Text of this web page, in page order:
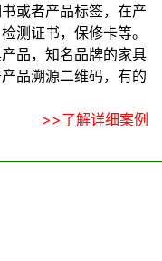
或者产品标签，在产
测证书，保修卡等。
品，知名品牌的家具
品溯源二维码，有的
>>了解详细案例